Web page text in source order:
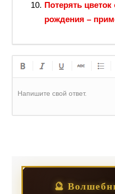
Потерять
рождения –
Напишите свой ответ.
🔮